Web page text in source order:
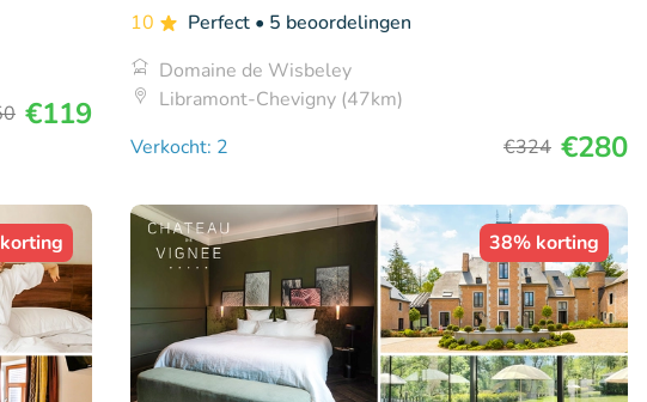
€119
10 Perfect • 5 beoordelingen
Domaine de Wisbeley
Libramont-Chevigny (47km)
Verkocht: 2
€324 €280
38% korting